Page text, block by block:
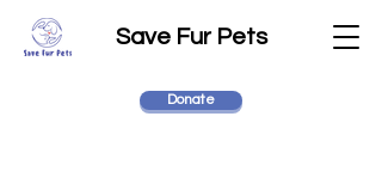
Save Fur Pets
Donate